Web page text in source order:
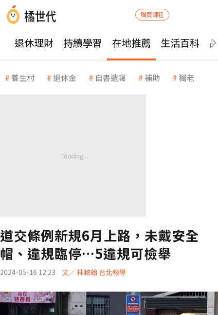
購買課程
退休理財 持續學習 在地推薦 生活百科
養生村 退休金 自書遺囑 補助 獨老
道交條例新規6月上路，未戴安全
帽、違規臨停…5違規可檢舉
2024-05-16 12:23 文／ 林銘翰 台北報導